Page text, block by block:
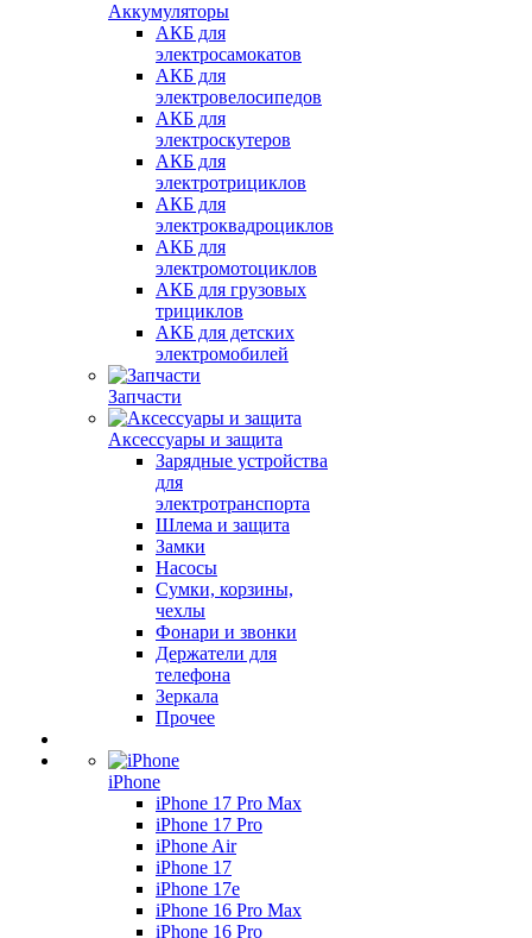
Аккумуляторы
АКБ для
электросамокатов
АКБ для
электровелосипедов
АКБ для
электроскутеров
АКБ для
электротрициклов
АКБ для
электроквадроциклов
АКБ для
электромотоциклов
АКБ для грузовых
трициклов
АКБ для детских
электромобилей
Запчасти
Аксессуары и защита
Зарядные устройства
для
электротранспорта
Шлема и защита
Замки
Насосы
Сумки, корзины,
чехлы
Фонари и звонки
Держатели для
телефона
Зеркала
Прочее
iPhone
iPhone 17 Pro Max
iPhone 17 Pro
iPhone Air
iPhone 17
iPhone 17e
iPhone 16 Pro Max
iPhone 16 Pro